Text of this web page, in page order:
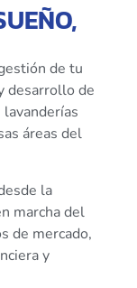
de tu
desarrollo de
áreas del
la
marcha del
de mercado,
y